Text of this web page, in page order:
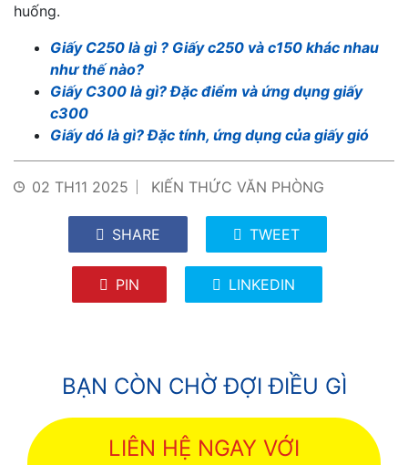
huống.
Giấy C250 là gì ? Giấy c250 và c150 khác nhau
như thế nào?
Giấy C300 là gì? Đặc điểm và ứng dụng giấy
c300
Giấy dó là gì? Đặc tính, ứng dụng của giấy gió
02 TH11 2025 KIẾN THỨC VĂN PHÒNG
SHARE TWEET
PIN LINKEDIN
BẠN CÒN CHỜ ĐỢI ĐIỀU GÌ
LIÊN HỆ NGAY VỚI